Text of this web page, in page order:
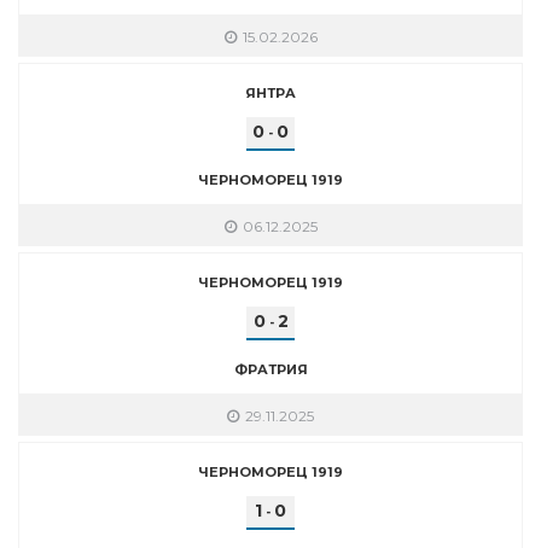
15.02.2026
ЯНТРА
0 - 0
ЧЕРНОМОРЕЦ 1919
06.12.2025
ЧЕРНОМОРЕЦ 1919
0- 2
ФРАТРИЯ
29.11.2025
ЧЕРНОМОРЕЦ 1919
1 - 0